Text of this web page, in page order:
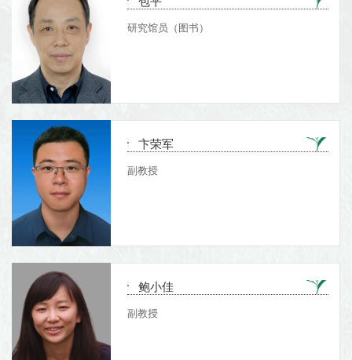
研究馆员（图书）
卞荣军
副教授
鲍小佳
副教授